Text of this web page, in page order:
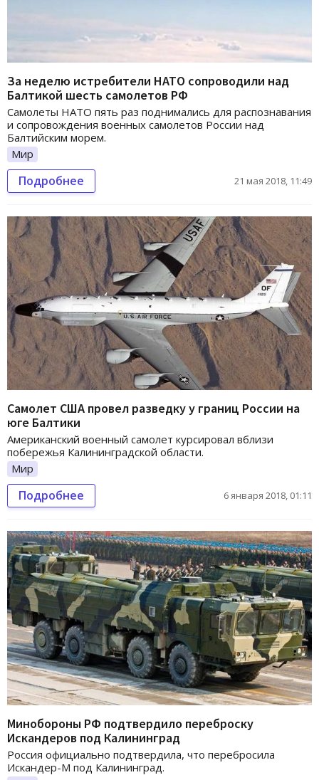
За неделю истребители НАТО сопроводили над
Балтикой шесть самолетов РФ
Самолеты НАТО пять раз поднимались для распознавания
и сопровождения военных самолетов России над
Балтийским морем.
Мир
Подробнее 21 мая 2018, 11:49
Самолет США провел разведку у границ России на
юге Балтики
Американский военный самолет курсировал вблизи
побережья Калининградской области.
Мир
Подробнее 6 января 2018, 01:11
Минобороны РФ подтвердило переброску
Искандеров под Калининград
Россия официально подтвердила, что перебросила
Искандер-М под Калининград.